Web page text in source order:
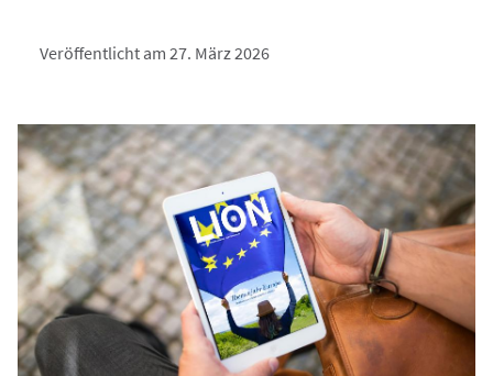
Veröffentlicht am 27. März 2026